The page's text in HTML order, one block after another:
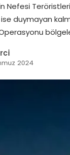
Nefesi
duymayan
2024